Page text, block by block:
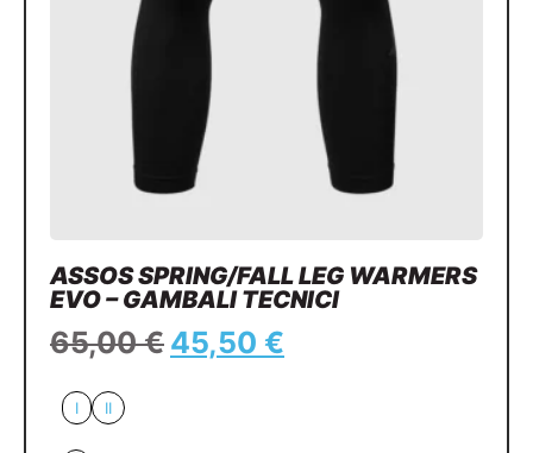
ASSOS SPRING/FALL LEG WARMERS
EVO – GAMBALI TECNICI
65,00€ 45,50 €
I II